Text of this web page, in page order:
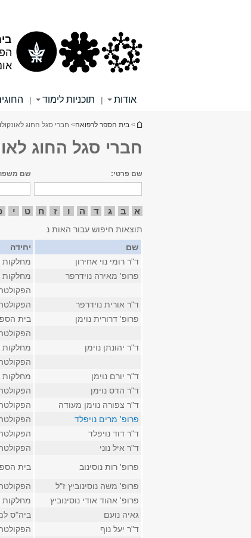
אודות | תוכניות לימוד |
הינך נמצא כאן
> בית הספר לרפואה> חברי סגל החוג
חברי סגל החוג
שם פרטי: שם
א ב ג ד ה ו ז ח ט י
תוצאות חיפוש עבור האות נ
שם
יחידה
ד"ר רומי נוי אחירון
מחלקות
פרופ' מאירה נוידרפר
מחלקות
ד"ר אורית נוידרפר
פרופ' דרורית נוימן
בית
ד"ר יהונתן נוימן
מחלקות
ד"ר יורם נוימן
מחלקות
ד"ר הדס נוימן
ד"ר צפורה נוימן מעודה
פרופ' מרים נויפלד
ד"ר דוד נויפלד
ד"ר איל נוני
פרופ' רות נוסינוב
בית
פרופ' משה נוסינוביץ ז"ל
פרופ' אהוד אודי נוסינוביץ
מחלקות
גאיה נועם
ביה"ס
ד"ר יעל נוף